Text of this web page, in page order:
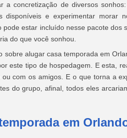
a concretização de diversos
disponíveis e experimentar morar
pode estar incluído nesse pacote dos
do que você sonhou.
sobre alugar casa temporada em
este tipo de hospedagem. E esta,
com os amigos. E o que torna a
do grupo, afinal, todos eles
em